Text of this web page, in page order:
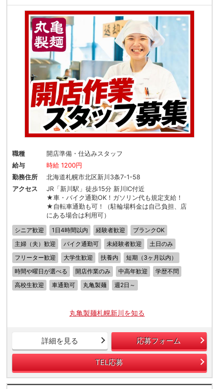
職種
開店準備・仕込みスタッフ
給与
時給 1200円
勤務住所
北海道札幌市北区新川3条7-1-58
アクセス
JR「新川駅」徒歩15分 新川IC付近
★車・バイク通勤OK！ガソリン代も規定支給！
★自転車通勤も可！（駐輪場料金は自己負担、店
にある場合は利用可）
シニア歓迎 1日4時間以内 経験者歓迎
ブランクOK
主婦（夫）歓迎
バイク通勤可 未経験者歓迎
土日のみ
フリーター歓迎
大学生歓迎 扶養内
短期（3ヶ月以内）
時間や曜日が選べる
開店作業のみ 中高年歓迎
学歴不問
高校生歓迎
車通勤可 丸亀製麺 週2日～
丸亀製麺札幌新川を知る
詳細を見る 応募フォーム
TEL応募